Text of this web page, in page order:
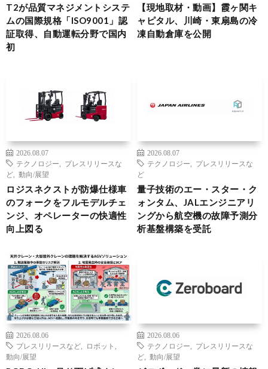
T2が品質マネジメントシステ
ムの国際規格「ISO9001」認
証取得、自動運転分野で国内
初
【現地取材・動画】霞ヶ関キ
ャピタル、川崎・東扇島の冷
凍自動倉庫を公開
2026.08.07
テクノロジー
プレスリリースな
ど
動向/展望
ロジスネクストが防爆仕様車
のフォークをフルモデルチェ
ンジ、オペレーターの快適性
向上図る
2026.08.07
テクノロジー
プレスリリースな
ど
量子技術のエー・スター・ク
ォンタム、JALエンジニアリ
ングから航空機の故障予測分
析基盤構築を受託
2026.08.06
プレスリリースなど
ロボット
動向/展望
2026.08.06
テクノロジー
プレスリリースな
ど
動向/展望